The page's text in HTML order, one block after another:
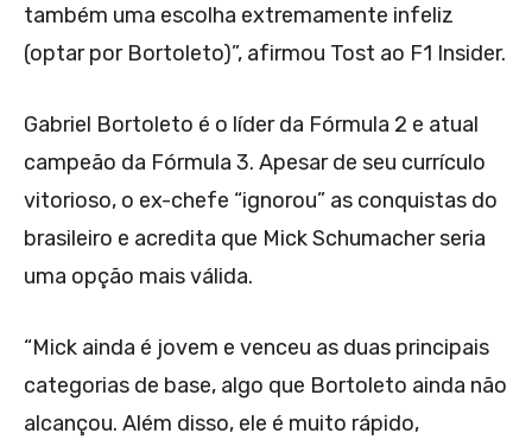
também uma escolha extremamente infeliz
(optar por Bortoleto)”, afirmou Tost ao F1 Insider.
Gabriel Bortoleto é o líder da Fórmula 2 e atual
campeão da Fórmula 3. Apesar de seu currículo
vitorioso, o ex-chefe “ignorou” as conquistas do
brasileiro e acredita que Mick Schumacher seria
uma opção mais válida.
“Mick ainda é jovem e venceu as duas principais
categorias de base, algo que Bortoleto ainda não
alcançou. Além disso, ele é muito rápido,